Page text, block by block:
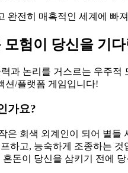
완전히 매혹적인 세계에 빠
험이 당신을 기
력과 논리를 거스르는 우주
션/플랫폼 게임입니다!
가요?
은 회색 외계인이 되어 별
하고, 능숙하게 조종하는
돈이 당신을 삼키기 전에